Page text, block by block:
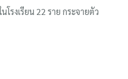
โรงเรียน 22 ราย กระจายตัว